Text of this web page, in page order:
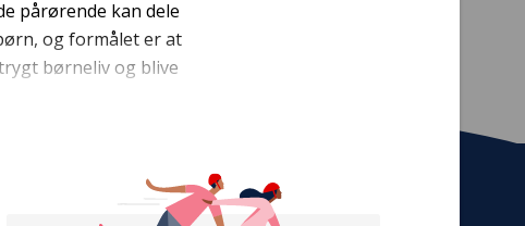
pårørende kan dele
og formålet er at
børneliv og blive
Tilmeld nyhedsbrev